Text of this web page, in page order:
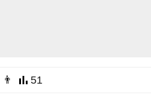
👨 51